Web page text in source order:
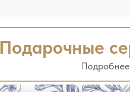
Подарочные
Подробнее